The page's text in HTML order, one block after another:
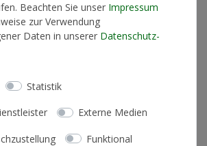
Beachten Sie unser Impressum
zur Verwendung
Daten in unserer Daten­schutz­
Statistik
Externe Medien
Funktional